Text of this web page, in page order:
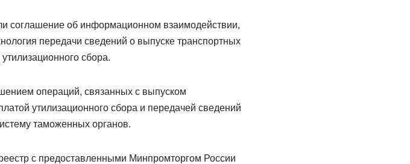
соглашение об информационном взаимодействии,
передачи сведений о выпуске транспортных
сбора.
операций, связанных с выпуском
утилизационного сбора и передачей сведений
таможенных органов.
с предоставленными Минпромторгом России